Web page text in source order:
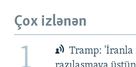
Çox izlənən
1
Tramp: 'İranla